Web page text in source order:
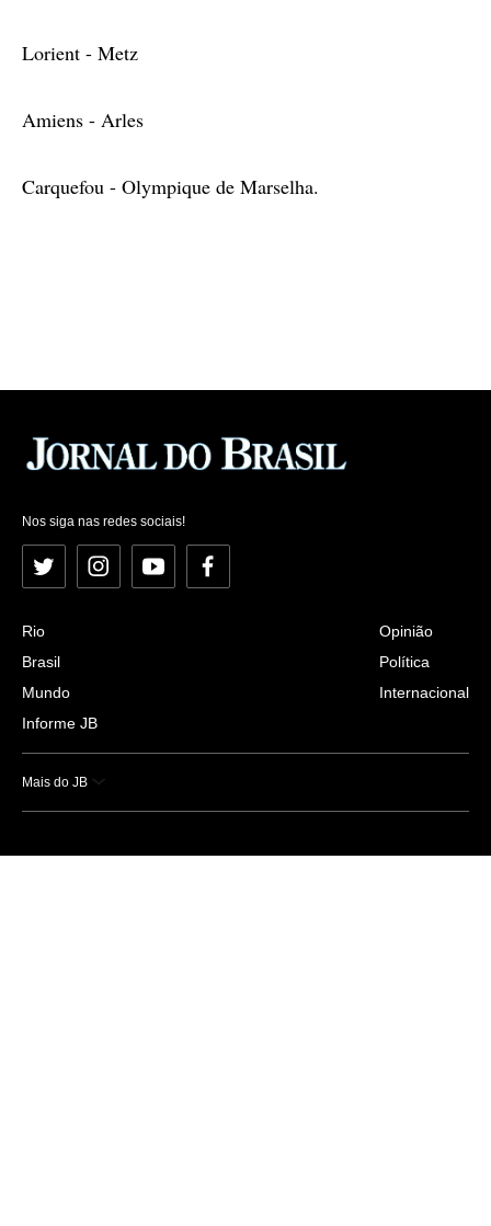
Lorient - Metz
Amiens - Arles
Carquefou - Olympique de Marselha.
Nos siga nas redes sociais!
Twitter InstagramYouTubeFacebook
Rio
Brasil
Mundo
Informe JB
Opinião
Política
Internacional
Mais do JB
Esportes